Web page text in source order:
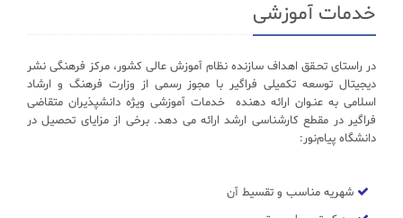
خدمات آموزشی
در راستای تحـقق اهداف سازنده نظام آموزش عالی کشور، مرکز فرهنگی نشر
دیجیتال توسعه تکمیلی فراگیر با مجوز رسمی از وزارت فرهنگ و ارشاد
اسلامی به عنـوان ارائه دهنده خدمات آموزشی ویژه دانشپذیران متقاضی
فراگیر در مقطع کارشناسی ارشد ارائه می دهد. برخی از مزایای تحصیل در
دانشگاه پیام‌نور:
شهریه مناسب و تقسیط آن